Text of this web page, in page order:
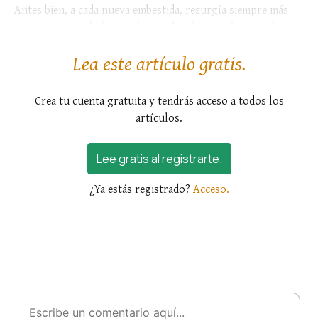
Antes bien, a cada nueva embestida, resurgía siempre más
Lea este artículo gratis.
Crea tu cuenta gratuita y tendrás acceso a todos los
artículos.
Lee gratis al registrarte.
¿Ya estás registrado? Acceso.